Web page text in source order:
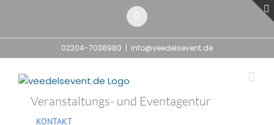
E-
Mail
02204-7038980 | info@veedelsevent.de
Veranstaltungs- und Eventagentur
KONTAKT